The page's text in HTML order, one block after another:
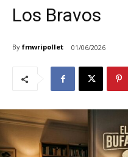
Los Bravos
By fmwripollet 01/06/2026